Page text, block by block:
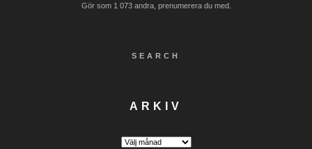
Gör som 1 073 andra, prenumerera du med.
SEARCH
ARKIV
Arkiv